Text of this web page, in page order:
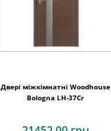
Двері міжкімнатні Woodhouse
Bologna LH-37Cr